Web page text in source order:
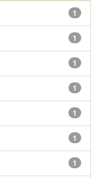
1
1
1
1
1
1
1